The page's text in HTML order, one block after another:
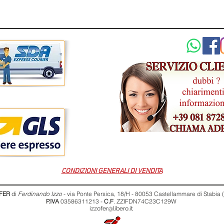
CONDIZIONI GENERALI DI VENDITA
di Ferdinando Izzo - via Ponte Persica, 18/H - 80053 Castellammare di Stabia
P.IVA03586311213 - C.F. ZZIFDN74C23C129W
izzofer@libero.it